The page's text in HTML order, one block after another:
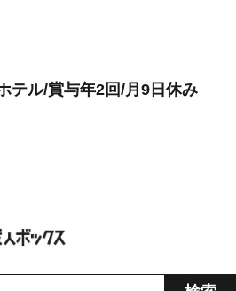
テル/賞与年2回/月9日休み